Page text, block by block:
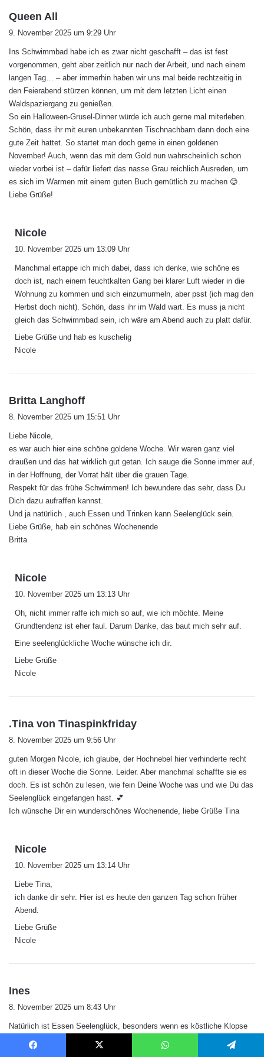
Queen All
t
:
9. November 2025 um 9:29 Uhr
Ins Schwimmbad habe ich es zwar nicht geschafft – das ist fest
vorgenommen, geht aber zeitlich nur nach der Arbeit, und nach einem
langen Tag… – aber immerhin haben wir uns mal beide rechtzeitig in
den Feierabend stürzen können, um mit dem letzten Licht einen
Waldspaziergang zu genießen.
So ein Halloween-Grusel-Dinner würde ich auch gerne mal miterleben.
Schön, dass ihr mit euren unbekannten Tischnachbarn dann doch eine
gute Zeit hattet. So startet man doch gerne in einen goldenen
November! Auch, wenn das mit dem Gold nun wahrscheinlich schon
wieder vorbei ist – dafür liefert das nasse Grau reichlich Ausreden, um
es sich im Warmen mit einem guten Buch gemütlich zu machen 😊.
Liebe Grüße!
Nicole
t
:
10. November 2025 um 13:09 Uhr
Manchmal ertappe ich mich dabei, dass ich denke, wie schöne es
doch ist, nach einem feuchtkalten Gang bei klarer Luft wieder in die
Wohnung zu kommen und sich einzumurmeln, aber psst (ich mag den
Herbst doch nicht). Schön, dass ihr im Wald wart. Es muss ja nicht
gleich das Schwimmbad sein, ich wäre am Abend auch zu platt dafür.
Liebe Grüße und hab es kuschelig
Nicole
Britta Langhoff
:
8. November 2025 um 15:51 Uhr
Liebe Nicole,
es war auch hier eine schöne goldene Woche. Wir waren ganz viel
draußen und das hat wirklich gut getan. Ich sauge die Sonne immer auf,
in der Hoffnung, der Vorrat hält über die grauen Tage.
Respekt für das frühe Schwimmen! Ich bewundere das sehr, dass Du
Dich dazu aufraffen kannst.
Und ja natürlich , auch Essen und Trinken kann Seelenglück sein.
Liebe Grüße, hab ein schönes Wochenende
Britta
Nicole
t
:
10. November 2025 um 13:13 Uhr
Oh, nicht immer raffe ich mich so auf, wie ich möchte. Meine
Grundtendenz ist eher faul. Darum Danke, das baut mich sehr auf.
Eine seelenglückliche Woche wünsche ich dir.
Liebe Grüße
Nicole
.Tina von Tinaspinkfriday
t
:
8. November 2025 um 9:56 Uhr
guten Morgen Nicole, ich glaube, der Hochnebel hier verhinderte recht
oft in dieser Woche die Sonne. Leider. Aber manchmal schaffte sie es
doch. Es ist schön zu lesen, wie fein Deine Woche was und wie Du das
Seelenglück eingefangen hast. 💕
Ich wünsche Dir ein wunderschönes Wochenende, liebe Grüße Tina
Nicole
t
:
10. November 2025 um 13:14 Uhr
Liebe Tina,
ich danke dir sehr. Hier ist es heute den ganzen Tag schon früher
Abend.
Liebe Grüße
Nicole
Ines
t
:
8. November 2025 um 8:43 Uhr
Natürlich ist Essen Seelenglück, besonders wenn es köstliche Klopse
und Soße sind.